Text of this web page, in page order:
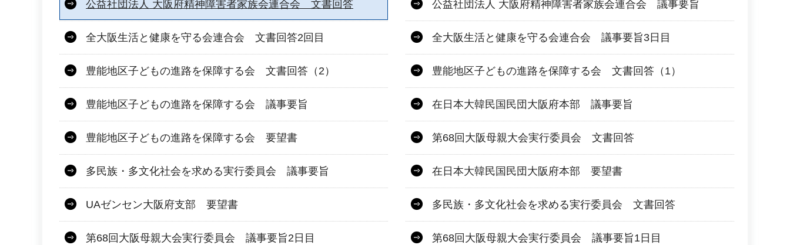
公益社団法人 大阪府精神障害者家族会連合会 文書回答 公益社団法人 大阪府精神障害者家族会連合会 議事要旨
全大阪生活と健康を守る会連合会 文書回答2回目 全大阪生活と健康を守る会連合会 議事要旨3日目
豊能地区子どもの進路を保障する会 文書回答（2） 豊能地区子どもの進路を保障する会 文書回答（1）
豊能地区子どもの進路を保障する会 議事要旨 在日本大韓民国民団大阪府本部 議事要旨
豊能地区子どもの進路を保障する会 要望書 第68回大阪母親大会実行委員会 文書回答
多民族・多文化社会を求める実行委員会 議事要旨 在日本大韓民国民団大阪府本部 要望書
UAゼンセン大阪府支部 要望書 多民族・多文化社会を求める実行委員会 文書回答
第68回大阪母親大会実行委員会 議事要旨2日目 第68回大阪母親大会実行委員会 議事要旨1日目